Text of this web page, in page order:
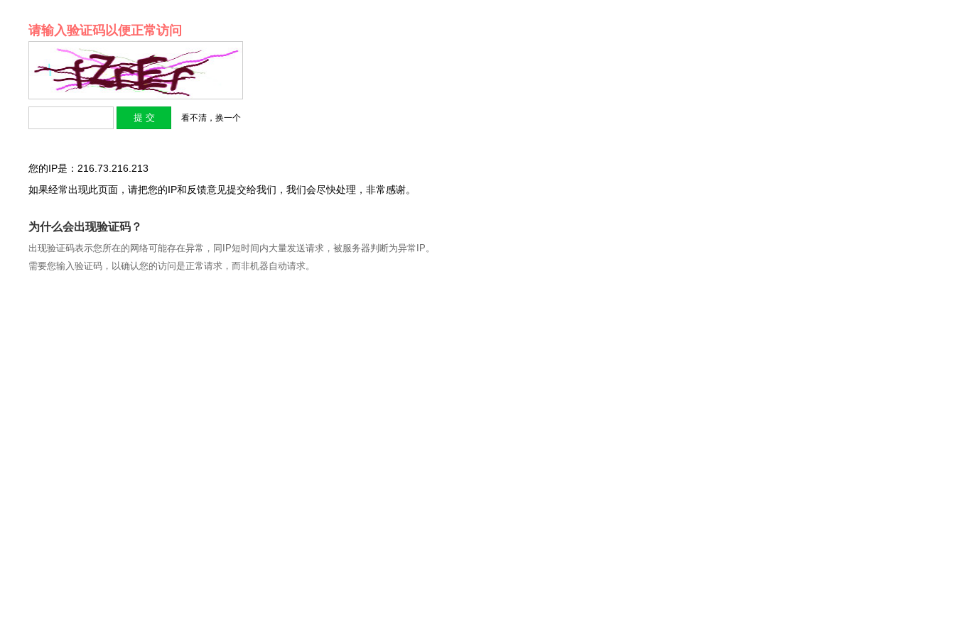
请输入验证码以便正常访问
看不清，换一个
您的IP是：216.73.216.213
如果经常出现此页面，请把您的IP和反馈意见提交给我们，我们会尽快处理，非常感谢。
为什么会出现验证码？
出现验证码表示您所在的网络可能存在异常，同IP短时间内大量发送请求，被服务器判断为异常IP。
需要您输入验证码，以确认您的访问是正常请求，而非机器自动请求。